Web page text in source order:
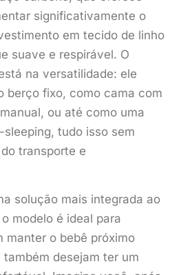
significativamente o
em tecido de linho
suave e respirável. O
na versatilidade: ele
berço fixo, como cama com
ou até como uma
tudo isso sem
transporte e
solução mais integrada ao
modelo é ideal para
manter o bebê próximo
desejam ter um